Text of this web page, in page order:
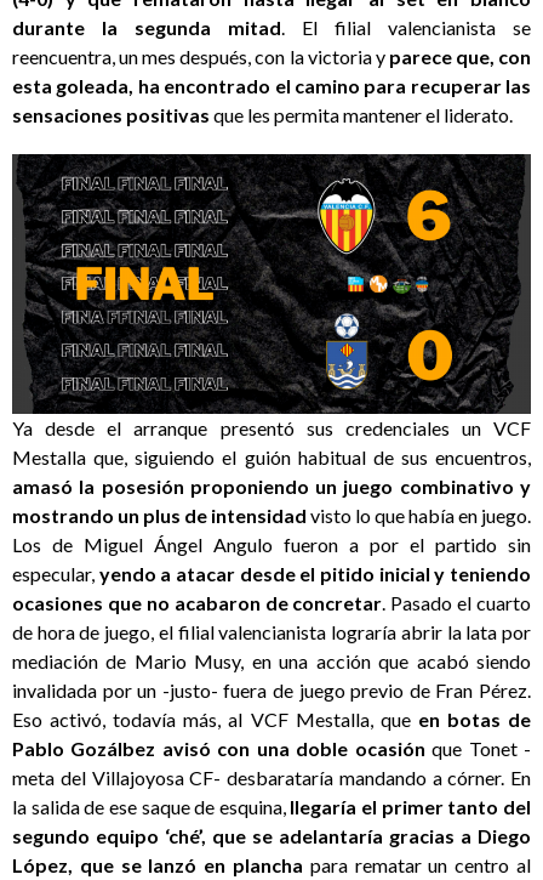
durante la segunda mitad. El filial valencianista se
reencuentra, un mes después, con la victoria y parece que, con
esta goleada, ha encontrado el camino para recuperar las
sensaciones positivas que les permita mantener el liderato.
Ya desde el arranque presentó sus credenciales un VCF
Mestalla que, siguiendo el guión habitual de sus encuentros,
amasó la posesión proponiendo un juego combinativo y
mostrando un plus de intensidad visto lo que había en juego.
Los de Miguel Ángel Angulo fueron a por el partido sin
especular, yendo a atacar desde el pitido inicial y teniendo
ocasiones que no acabaron de concretar. Pasado el cuarto
de hora de juego, el filial valencianista lograría abrir la lata por
mediación de Mario Musy, en una acción que acabó siendo
invalidada por un -justo- fuera de juego previo de Fran Pérez.
Eso activó, todavía más, al VCF Mestalla, que en botas de
Pablo Gozálbez avisó con una doble ocasión que Tonet -
meta del Villajoyosa CF- desbarataría mandando a córner. En
la salida de ese saque de esquina,llegaría el primer tanto del
segundo equipo ‘ché’, que se adelantaría gracias a Diego
López, que se lanzó en plancha para rematar un centro al